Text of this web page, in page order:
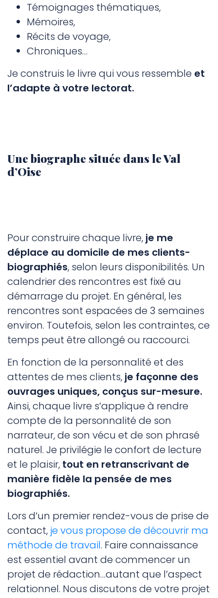
Témoignages thématiques,
Mémoires,
Récits de voyage,
Chroniques…
Je construis le livre qui vous ressemble et
l’adapte à votre lectorat.
Une biographe située dans le Val
d’Oise
Pour construire chaque livre, je me
déplace au domicile de mes clients-
biographiés, selon leurs disponibilités. Un
calendrier des rencontres est fixé au
démarrage du projet. En général, les
rencontres sont espacées de 3 semaines
environ. Toutefois, selon les contraintes, ce
temps peut être allongé ou raccourci.
En fonction de la personnalité et des
attentes de mes clients, je façonne des
ouvrages uniques, conçus sur-mesure.
Ainsi, chaque livre s’applique à rendre
compte de la personnalité de son
narrateur, de son vécu et de son phrasé
naturel. Je privilégie le confort de lecture
et le plaisir, tout en retranscrivant de
manière fidèle la pensée de mes
biographiés.
Lors d’un premier rendez-vous de prise de
contact, je vous propose de découvrir ma
méthode de travail. Faire connaissance
est essentiel avant de commencer un
projet de rédaction…autant que l’aspect
relationnel. Nous discutons de votre projet